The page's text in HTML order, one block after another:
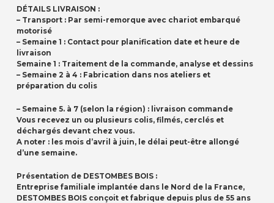
DÉTAILS LIVRAISON :
– Transport : Par semi-remorque avec chariot embarqué
motorisé
– Semaine 1 : Contact pour planification date et heure de
livraison
Semaine 1 : Traitement de la commande, analyse et dessins
– Semaine 2 à 4 : Fabrication dans nos ateliers et
préparation du colis
– Semaine 5. à 7 (selon la région) : livraison commande
Vous recevez un ou plusieurs colis, filmés, cerclés et
déchargés devant chez vous.
A noter : les mois d’avril à juin, le délai peut-être allongé
d’une semaine.
Présentation de DESTOMBES BOIS :
Entreprise familiale implantée dans le Nord de la France,
DESTOMBES BOIS conçoit et fabrique depuis plus de 55 ans